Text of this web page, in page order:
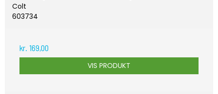
Colt
603734
kr. 169,00
VIS PRODUKT